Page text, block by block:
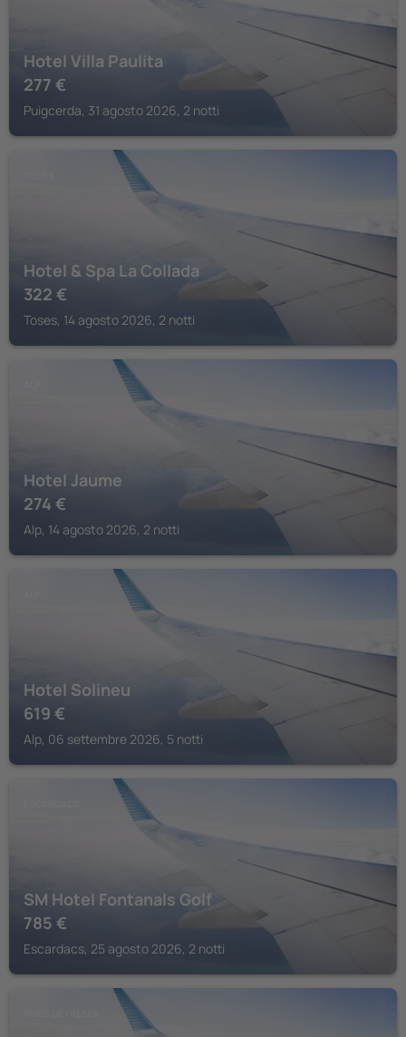
Hotel Villa Paulita
277 €
Puigcerda, 31 agosto 2026, 2 notti
Hotel & Spa La Collada
322 €
Toses, 14 agosto 2026, 2 notti
Hotel Jaume
274 €
Alp, 14 agosto 2026, 2 notti
Hotel Solineu
619 €
Alp, 06 settembre 2026, 5 notti
SM Hotel Fontanals Golf
785 €
Escardacs, 25 agosto 2026, 2 notti